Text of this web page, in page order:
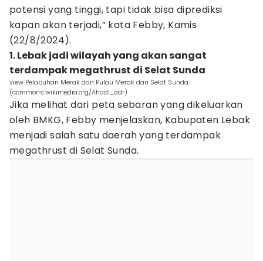
potensi yang tinggi, tapi tidak bisa diprediksi
kapan akan terjadi,” kata Febby, Kamis
(22/8/2024).
1. Lebak jadi wilayah yang akan sangat
terdampak megathrust di Selat Sunda
view Pelabuhan Merak dan Pulau Merak dari Selat Sunda
(commons.wikimedia.org/Ahadi_adr)
Jika melihat dari peta sebaran yang dikeluarkan
oleh BMKG, Febby menjelaskan, Kabupaten Lebak
menjadi salah satu daerah yang terdampak
megathrust di Selat Sunda.